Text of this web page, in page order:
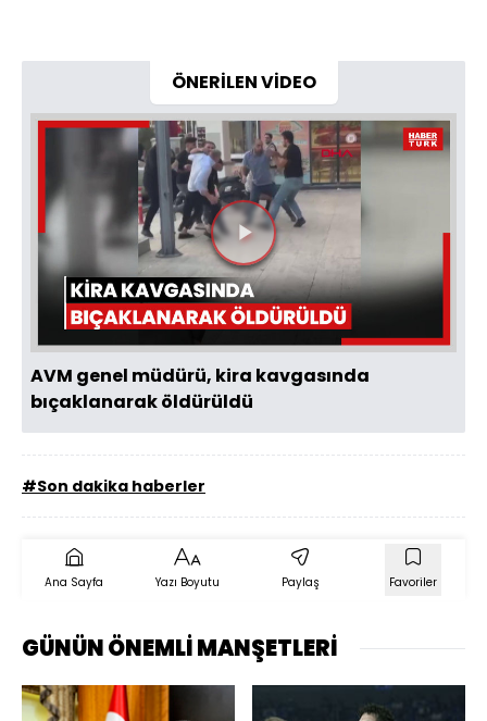
ÖNERİLEN VİDEO
Videoyu
Oynat
AVM genel müdürü, kira kavgasında
bıçaklanarak öldürüldü
#Son dakika haberler
Ana Sayfa Yazı Boyutu Paylaş Favoriler
GÜNÜN ÖNEMLİ MANŞETLERİ